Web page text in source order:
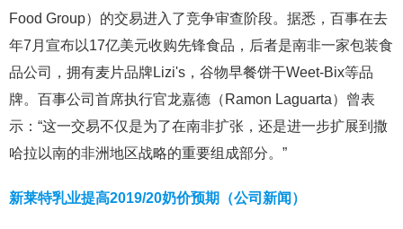
Food Group）的交易进入了竞争审查阶段。据悉，百事在去
年7月宣布以17亿美元收购先锋食品，后者是南非一家包装食
品公司，拥有麦片品牌Lizi's，谷物早餐饼干Weet-Bix等品
牌。百事公司首席执行官龙嘉德（Ramon Laguarta）曾表
示：“这一交易不仅是为了在南非扩张，还是进一步扩展到撒
哈拉以南的非洲地区战略的重要组成部分。”
新莱特乳业提高2019/20奶价预期（公司新闻）